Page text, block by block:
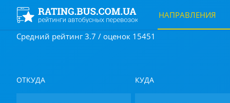
НАПРАВЛЕНИЯ
Средний рейтинг 3.7 / оценок 15451
ОТКУДА КУДА